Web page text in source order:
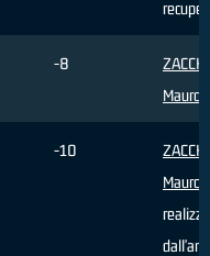
-8
Mauro
-10
Mauro